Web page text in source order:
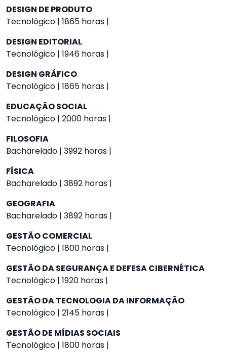
DESIGN DE PRODUTO
Tecnológico | 1865 horas |
DESIGN EDITORIAL
Tecnológico | 1946 horas |
DESIGN GRÁFICO
Tecnológico | 1865 horas |
EDUCAÇÃO SOCIAL
Tecnológico | 2000 horas |
FILOSOFIA
Bacharelado | 3992 horas |
FÍSICA
Bacharelado | 3892 horas |
GEOGRAFIA
Bacharelado | 3892 horas |
GESTÃO COMERCIAL
Tecnológico | 1800 horas |
GESTÃO DA SEGURANÇA E DEFESA CIBERNÉTICA
Tecnológico | 1920 horas |
GESTÃO DA TECNOLOGIA DA INFORMAÇÃO
Tecnológico | 2145 horas |
GESTÃO DE MÍDIAS SOCIAIS
Tecnológico | 1800 horas |